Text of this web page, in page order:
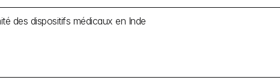
des dispositifs médicaux en Inde